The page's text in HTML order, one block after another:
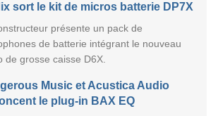
sort le kit de micros batterie DP7X
présente un pack de
de batterie intégrant le nouveau
de grosse caisse D6X.
Music et Acustica Audio
le plug-in BAX EQ